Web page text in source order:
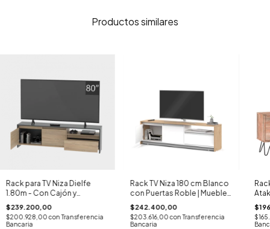
Productos similares
Rack para TV Niza Dielfe
1.80m - Con Cajón y
Estantes - Diseño
Escandinavo
$239.200,00
$200.928,00con Transferencia
Bancaria
Rack TV Niza 180 cm Blanco
con Puertas Roble | Mueble
Moderno para TV Grande
$242.400,00
$203.616,00con Transferencia
Bancaria